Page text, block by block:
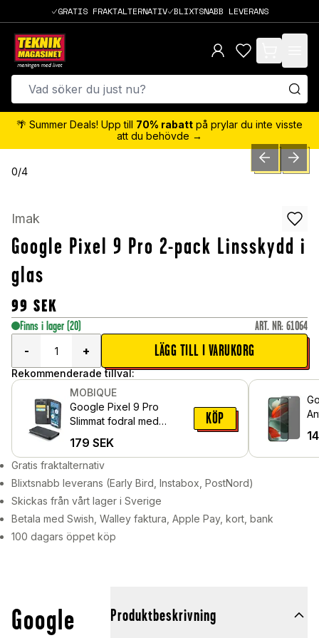
GRATIS FRAKTALTERNATIV BLIXTSNABB LEVERANS
items in cart,
🌴 Summer Deals! Upp till 70% rabatt på prylar du inte visste
att du behövde →
0/4 PREVIOUSNEXT
Imak
Google Pixel 9 Pro 2-pack Linsskydd i
glas
99 SEK
Finns i lager (20) ART. NR: 61064
-
+ LÄGG TILL I VARUKORG
Rekommenderade tillval:
MOBIQUE
Google Pixel 9 Pro
Slimmat fodral med
179 SEK
KÖP
Gratis fraktalternativ
Blixtsnabb leverans (Early Bird, Instabox, PostNord)
Skickas från vårt lager i Sverige
Betala med Swish, Walley faktura, Apple Pay, kort, bank
100 dagars öppet köp
Google
Produktbeskrivning